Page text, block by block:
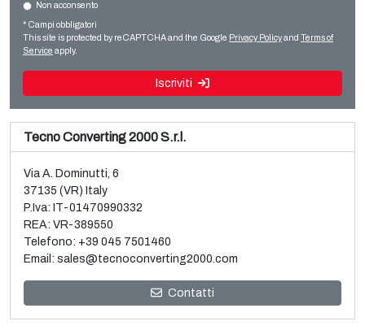
Slitter rewinders
Leggi tutto
Vendita e smontaggio linea usata per BOPP Brückner 3
strati
Vendita e smontaggio 3 metallizzatori vacuum usati
Galileo
Non acconsento
* Campi obbligatori
This site is protected by reCAPTCHA and the Google Privacy Policyand Terms of
Service apply.
Iscriviti
Tecno Converting 2000 S.r.l.
Via A. Dominutti, 6
37135 (VR) Italy
P.Iva: IT-01470990332
REA: VR-389550
Telefono: +39 045 7501460
Email: sales@tecnoconverting2000.com
Contatti